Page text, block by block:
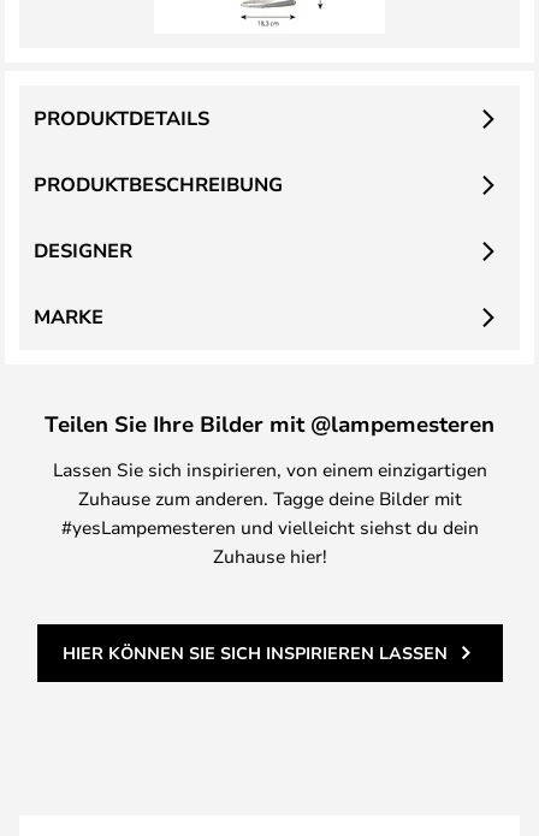
PRODUKTBESCHREIBUNG
PRODUKTDETAILS
DESIGNER
MARKE
Teilen Sie Ihre Bilder mit @lampemesteren
Lassen Sie sich inspirieren, von einem einzigartigen
Zuhause zum anderen. Tagge deine Bilder mit
#yesLampemesteren und vielleicht siehst du dein
Zuhause hier!
HIER KÖNNEN SIE SICH INSPIRIEREN LASSEN